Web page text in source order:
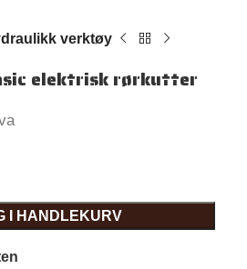
verktøy
elektrisk rørkutter
I HANDLEKURV